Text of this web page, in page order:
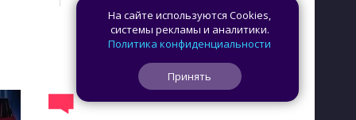
На сайте используются Cookies,
системы рекламы и аналитики.
Политика конфиденциальности
Принять